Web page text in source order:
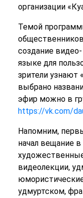
организации
Темой
создание
языке для
зрители узнают
выбрано
эфир можно в
https://vk.com/
Напомним,
начал вещание
видеолекции,
удмуртском,